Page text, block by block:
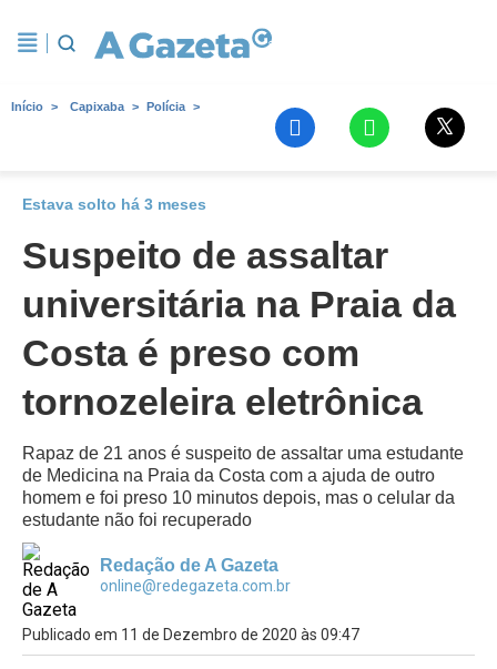
Início Capixaba Polícia
Estava solto há 3 meses
Suspeito de assaltar
universitária na Praia da
Costa é preso com
tornozeleira eletrônica
Rapaz de 21 anos é suspeito de assaltar uma estudante
de Medicina na Praia da Costa com a ajuda de outro
homem e foi preso 10 minutos depois, mas o celular da
estudante não foi recuperado
Redação de A Gazeta
online@redegazeta.com.br
Publicado em 11 de Dezembro de 2020 às 09:47